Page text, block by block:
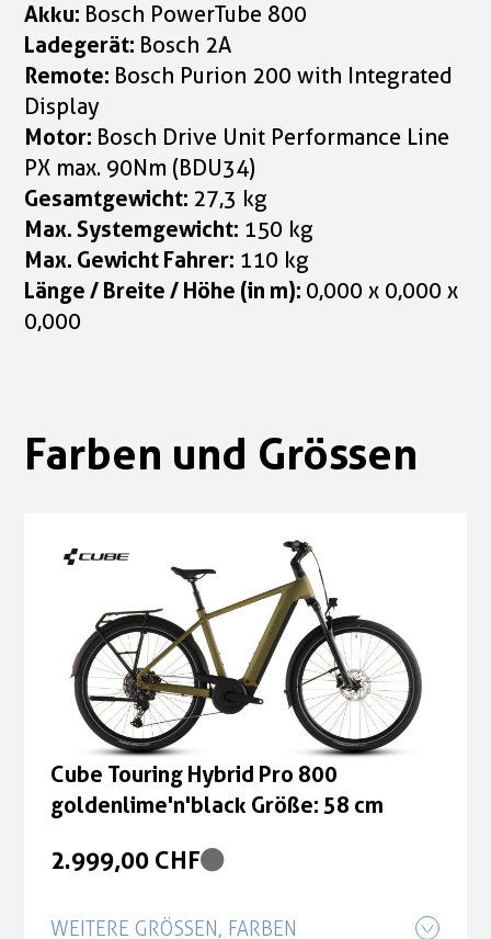
Akku: Bosch PowerTube 800
Ladegerät: Bosch 2A
Remote: Bosch Purion 200 with Integrated
Display
Motor: Bosch Drive Unit Performance Line
PX max. 90Nm (BDU34)
Gesamtgewicht: 27,3 kg
Max. Systemgewicht: 150 kg
Max. Gewicht Fahrer: 110 kg
Länge / Breite / Höhe (in m): 0,000 x 0,000 x
0,000
Farben und Grössen
Cube Touring Hybrid Pro 800
goldenlime'n'black Größe: 58 cm
2.999,00 CHF
WEITERE GRÖSSEN, FARBEN